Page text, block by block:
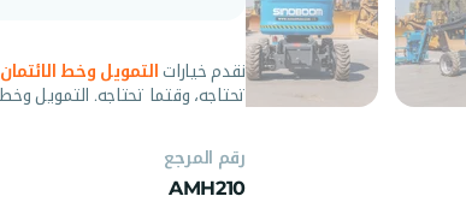
نقدم خيارات التمويل وخط الائتمان
تحتاجه، وقتما تحتاجه. التمويل وخط
رقم المرجع
AMH210